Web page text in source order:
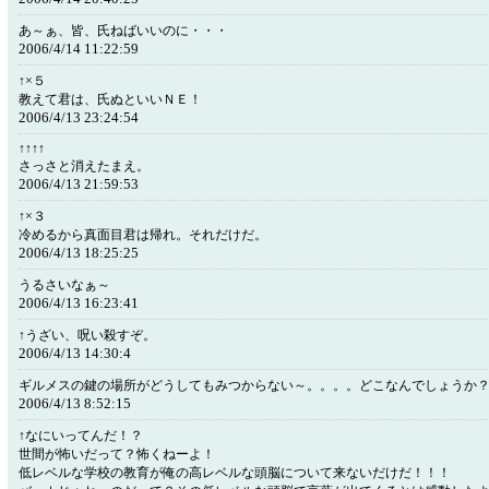
あ～ぁ、皆、氏ねばいいのに・・・
2006/4/14 11:22:59
↑×５
教えて君は、氏ぬといいＮＥ！
2006/4/13 23:24:54
↑↑↑↑
さっさと消えたまえ。
2006/4/13 21:59:53
↑×３
冷めるから真面目君は帰れ。それだけだ。
2006/4/13 18:25:25
うるさいなぁ～
2006/4/13 16:23:41
↑うざい、呪い殺すぞ。
2006/4/13 14:30:4
ギルメスの鍵の場所がどうしてもみつからない～。。。。どこなんでしょうか？
2006/4/13 8:52:15
↑なにいってんだ！？
世間が怖いだって？怖くねーよ！
低レベルな学校の教育が俺の高レベルな頭脳について来ないだけだ！！！